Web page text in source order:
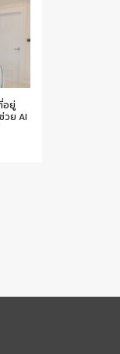
อยู่
วย AI